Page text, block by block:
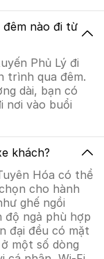
nào đi từ
Phủ Lý đi
trình qua đêm.
dài, bạn có
nơi vào buổi
khách?
Hóa có thể
cho hành
ghế ngồi
độ ngả phù hợp
đại đều có mặt
một số dòng